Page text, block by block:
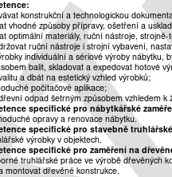
konstrukční a technologickou
vhodné způsoby přípravy, ošetření a
optimální materiály, ruční nástroje,
ruční nástroje i strojní vybavení,
individuální a sériové výroby nábytku,
balit, skladovat a expedovat hotové
a dbát na estetický vzhled výrobků;
počítačové aplikace;
odpad šetrným způsobem vzhledem k
specifické pro nábytkářské
opravy a renovace nábytku.
specifické pro stavebně
výrobky v objektech.
specifické pro zaměření na
truhlářské práce ve výrobě dřevěných
montovat dřevěné konstrukce.